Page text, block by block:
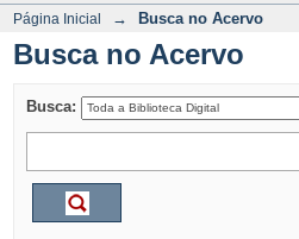
Página Inicial → Busca no Acervo
Busca no Acervo
Busca: